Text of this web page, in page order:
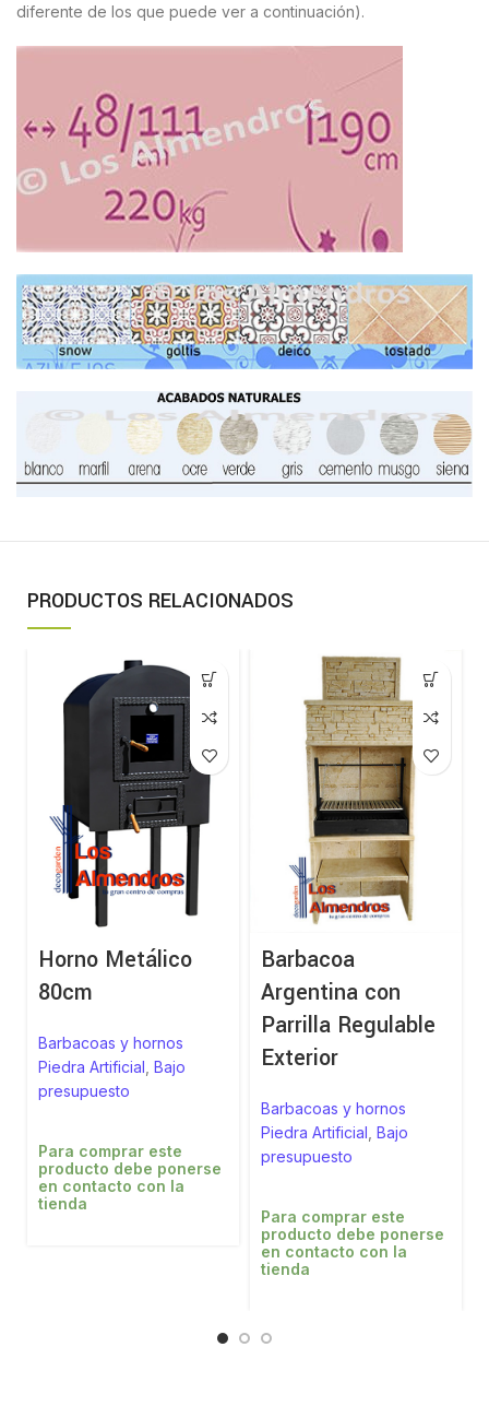
diferente de los que puede ver a continuación).
PRODUCTOS RELACIONADOS
Horno Metálico
80cm
Barbacoas y hornos
Piedra Artificial ,Bajo
presupuesto
Para comprar este
producto debe ponerse
en contacto con la
tienda
Barbacoa
Argentina con
Parrilla Regulable
Exterior
Barbacoas y hornos
Piedra Artificial Bajo
presupuesto
Para comprar este
producto debe ponerse
en contacto con la
tienda